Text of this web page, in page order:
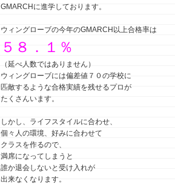
GMARCHに進学しております。
ウィングローブの今年のGMARCH以上合格率は
５８．１％
（延べ人数ではありません）
ウィングローブには偏差値７０の学校に
匹敵するような合格実績を残せるプロが
たくさんいます。
しかし、ライフスタイルに合わせ、
個々人の環境、好みに合わせて
クラスを作るので、
満席になってしまうと
誰か退会しないと受け入れが
出来なくなります。